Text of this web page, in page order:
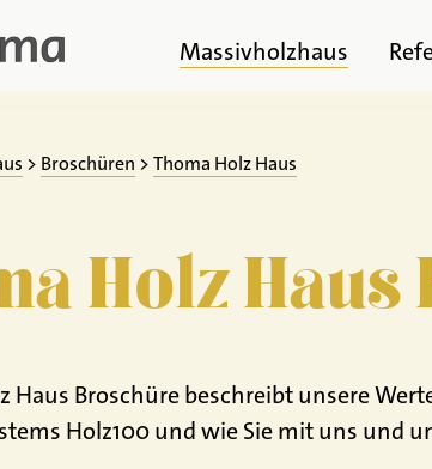
Massivholzhaus
> Broschüren >Thoma Holz Haus
Holz
Haus Broschüre beschreibt unsere
Holz100 und wie Sie mit uns und